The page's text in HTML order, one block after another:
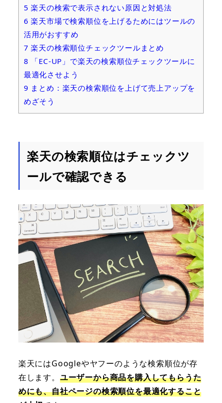
5 楽天の検索で表示されない原因と対処法
6 楽天市場で検索順位を上げるためにはツールの
活用がおすすめ
7 楽天の検索順位チェックツールまとめ
8 「EC-UP」で楽天の検索順位チェックツールに
最適化させよう
9 まとめ：楽天の検索順位を上げて売上アップを
めざそう
楽天の検索順位はチェックツ
ールで確認できる
楽天にはGoogleやヤフーのような検索順位が存
在します。 ユーザーから商品を購入してもらうた
めにも、自社ページの検索順位を最適化すること